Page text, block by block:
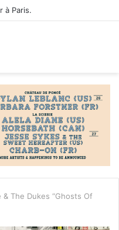
à Paris.
& The Dukes “Ghosts Of